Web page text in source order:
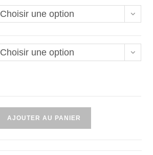
55,20 €
Choisir une option
Choisir une option
AJOUTER AU PANIER